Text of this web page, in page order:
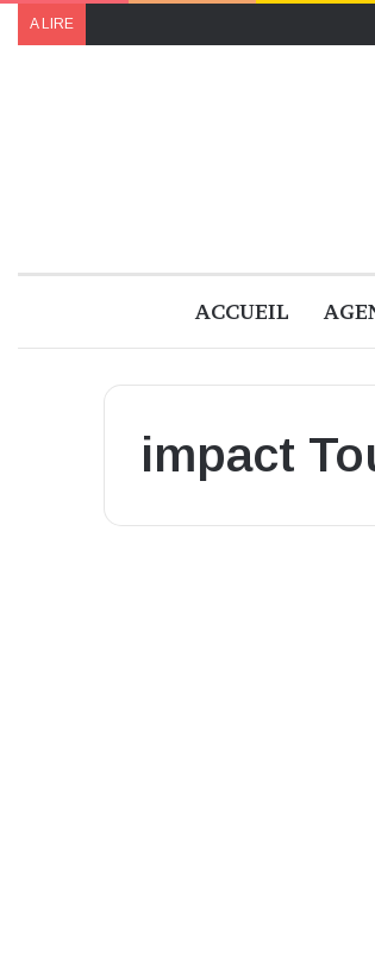
A LIRE
ACCUEIL
impact